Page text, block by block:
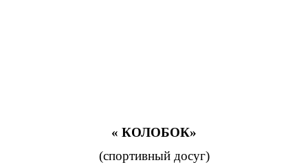
« КОЛОБОК»
(спортивный досуг)